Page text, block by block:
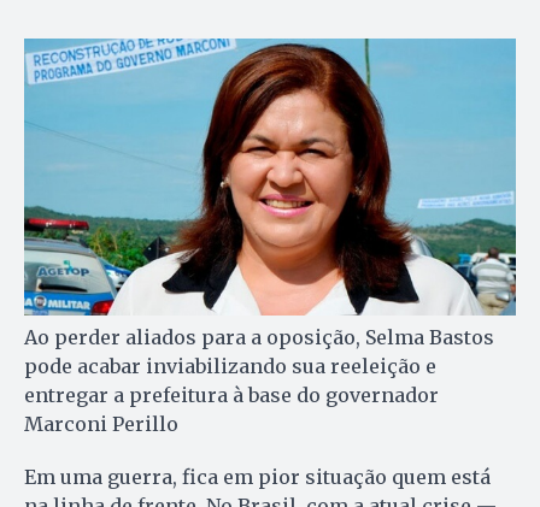
Ao perder aliados para a oposição, Selma Bastos
pode acabar inviabilizando sua reeleição e
entregar a prefeitura à base do governador
Marconi Perillo
Em uma guerra, fica em pior situação quem está